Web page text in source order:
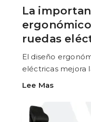
La
ruedas
El diseño
eléctricas mejora
Lee Mas